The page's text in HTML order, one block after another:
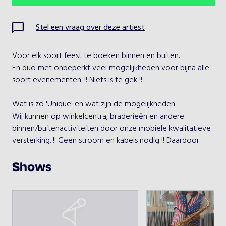
4 5 7 9
18 21
24 25 26 27 28 29 30
Kies een optreden
Unique " Pieten": Het Muzikale Pietenduo van nederland !
Stel een vraag over deze artiest
Voor elk soort feest te boeken binnen en buiten.
En duo met onbeperkt veel mogelijkheden voor bijna alle
soort evenementen. !! Niets is te gek !!
Wat is zo 'Unique' en wat zijn de mogelijkheden.
Wij kunnen op winkelcentra, braderieën en andere
binnen/buitenactiviteiten door onze mobiele kwalitatieve
versterking. !! Geen stroom en kabels nodig !! Daardoor
all-round repertoire wordt iedereen vermaakt door de
Op bruiloften en recepties kan er gekozen worden voor
'achtergrond muziek' op basis van professionele
Shows